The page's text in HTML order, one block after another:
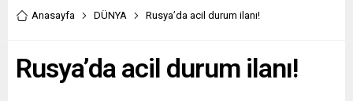
Anasayfa DÜNYA Rusya’da acil durum ilanı!
Rusya’da acil durum ilanı!